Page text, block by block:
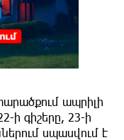
ապրիլի
ի գիշերը, 23-ի
սպասվում է